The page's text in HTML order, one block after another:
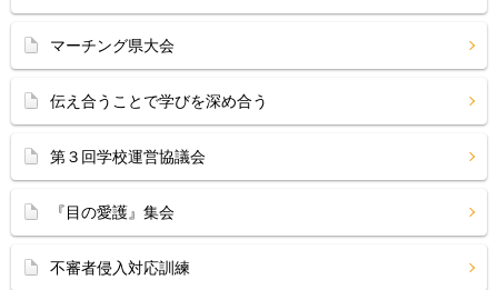
マーチング県大会
伝え合うことで学びを深め合う
第３回学校運営協議会
『目の愛護』集会
不審者侵入対応訓練